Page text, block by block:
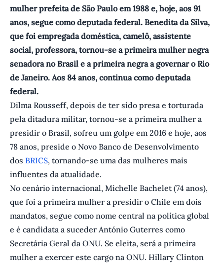
mulher prefeita de São Paulo em 1988 e, hoje, aos 91
anos, segue como deputada federal. Benedita da Silva,
que foi empregada doméstica, camelô, assistente
social, professora, tornou-se a primeira mulher negra
senadora no Brasil e a primeira negra a governar o Rio
de Janeiro. Aos 84 anos, continua como deputada
federal.
Dilma Rousseff, depois de ter sido presa e torturada
pela ditadura militar, tornou-se a primeira mulher a
presidir o Brasil, sofreu um golpe em 2016 e hoje, aos
78 anos, preside o Novo Banco de Desenvolvimento
dos BRICS, tornando-se uma das mulheres mais
influentes da atualidade.
No cenário internacional, Michelle Bachelet (74 anos),
que foi a primeira mulher a presidir o Chile em dois
mandatos, segue como nome central na política global
e é candidata a suceder António Guterres como
Secretária Geral da ONU. Se eleita, será a primeira
mulher a exercer este cargo na ONU. Hillary Clinton